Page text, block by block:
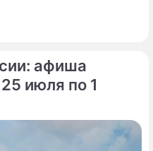
афиша
июля по 1